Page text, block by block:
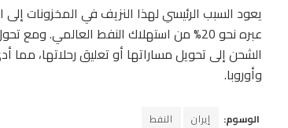
يعود السبب الرئيسي لهذا النزيف في المخزونات
عبره نحو 20% من استهلاك النفط
الشحن إلى تحويل مساراتها أو تعليق رحلاتها،
وأوروبا.
الوسوم: إيران النفط